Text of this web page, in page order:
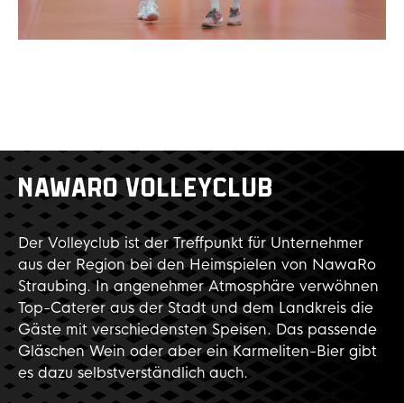
NAWARO VOLLEYCLUB
Der Volleyclub ist der Treffpunkt für Unternehmer
aus der Region bei den Heimspielen von NawaRo
Straubing. In angenehmer Atmosphäre verwöhnen
Top-Caterer aus der Stadt und dem Landkreis die
Gäste mit verschiedensten Speisen. Das passende
Gläschen Wein oder aber ein Karmeliten-Bier gibt
es dazu selbstverständlich auch.